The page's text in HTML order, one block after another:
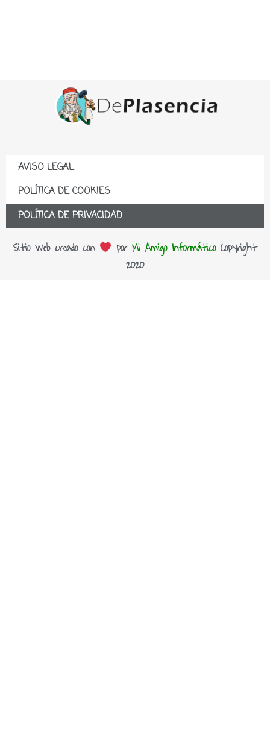
AVISO LEGAL
POLÍTICA DE COOKIES
POLÍTICA DE PRIVACIDAD
Sitio web creado con porMi Amigo InformáticoCopyright
2020